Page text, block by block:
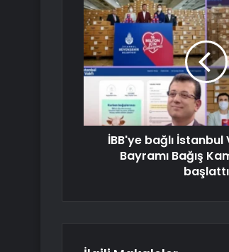
İBB'ye bağlı İstanbul
Bayramı Bağış
başlattı